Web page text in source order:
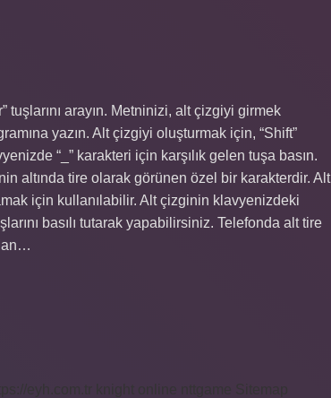
tuşlarını arayın. Metninizi, alt çizgiyi girmek
yazın. Alt çizgiyi oluşturmak için, “Shift”
“_” karakteri için karşılık gelen tuşa basın.
altında tire olarak görünen özel bir karakterdir. Alt
için kullanılabilir. Alt çizginin klavyenizdeki
basılı tutarak yapabilirsiniz. Telefonda alt tire